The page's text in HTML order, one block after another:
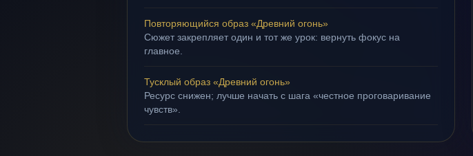
Повторяющийся образ «Древний огонь»
Сюжет закрепляет один и тот же урок: вернуть фокус на
главное.
Тусклый образ «Древний огонь»
Ресурс снижен; лучше начать с шага «честное проговаривание
чувств».